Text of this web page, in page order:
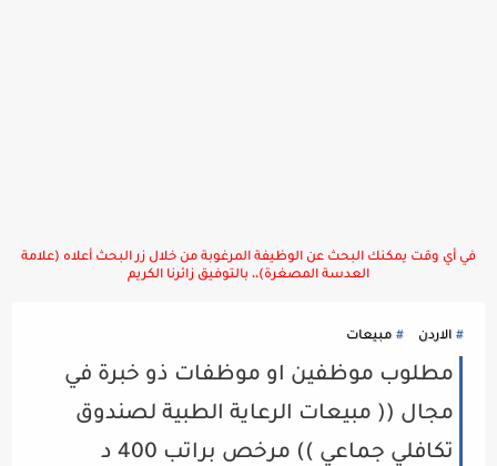
في أي وقت يمكنك البحث عن الوظيفة المرغوبة من خلال زر البحث أعلاه (علامة
العدسة المصغرة)،، بالتوفيق زائرنا الكريم
الاردن مبيعات
مطلوب موظفين او موظفات ذو خبرة في
مجال (( مبيعات الرعاية الطبية لصندوق
تكافلي جماعي )) مرخص براتب 400 د